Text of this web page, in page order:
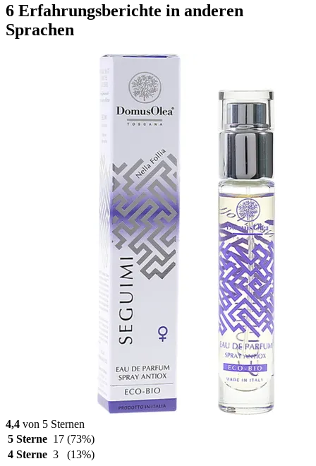
6 Erfahrungsberichte in anderen
Sprachen
4,4 von 5 Sternen
5 Sterne 17 (73%)
4 Sterne 3
(13%)